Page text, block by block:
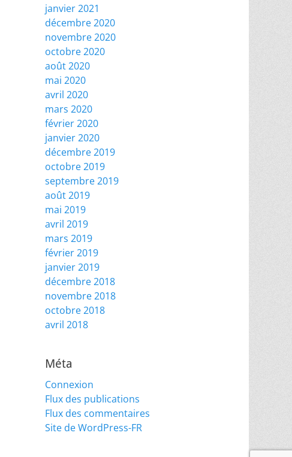
janvier 2021
décembre 2020
novembre 2020
octobre 2020
août 2020
mai 2020
avril 2020
mars 2020
février 2020
janvier 2020
décembre 2019
octobre 2019
septembre 2019
août 2019
mai 2019
avril 2019
mars 2019
février 2019
janvier 2019
décembre 2018
novembre 2018
octobre 2018
avril 2018
Méta
Connexion
Flux des publications
Flux des commentaires
Site de WordPress-FR